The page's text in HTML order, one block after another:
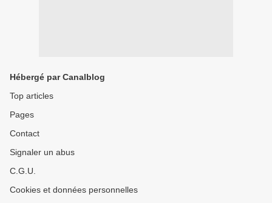
Hébergé par Canalblog
Top articles
Pages
Contact
Signaler un abus
C.G.U.
Cookies et données personnelles